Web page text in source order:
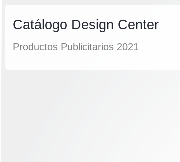
Catálogo Design Center
Productos Publicitarios 2021